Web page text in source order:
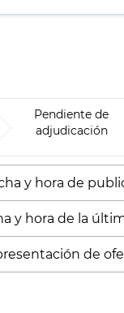
Pendiente de
adjudicación
y hora de
y hora de la
de